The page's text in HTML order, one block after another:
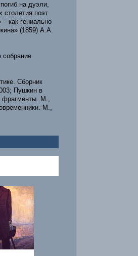
на дуэли,
столетия поэт
как гениально
(1859) А.А.
Сборник
Пушкин в
фрагменты. М.,
М.,